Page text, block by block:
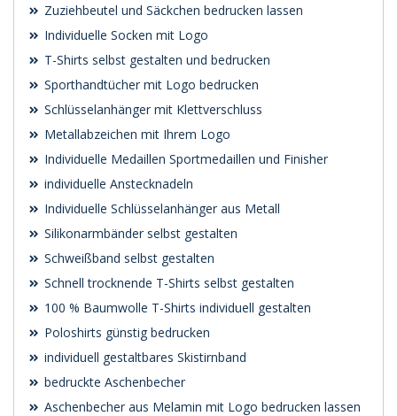
Zuziehbeutel und Säckchen bedrucken lassen
Individuelle Socken mit Logo
T-Shirts selbst gestalten und bedrucken
Sporthandtücher mit Logo bedrucken
Schlüsselanhänger mit Klettverschluss
Metallabzeichen mit Ihrem Logo
Individuelle Medaillen Sportmedaillen und Finisher
individuelle Anstecknadeln
Individuelle Schlüsselanhänger aus Metall
Silikonarmbänder selbst gestalten
Schweißband selbst gestalten
Schnell trocknende T-Shirts selbst gestalten
100 % Baumwolle T-Shirts individuell gestalten
Poloshirts günstig bedrucken
individuell gestaltbares Skistirnband
bedruckte Aschenbecher
Aschenbecher aus Melamin mit Logo bedrucken lassen